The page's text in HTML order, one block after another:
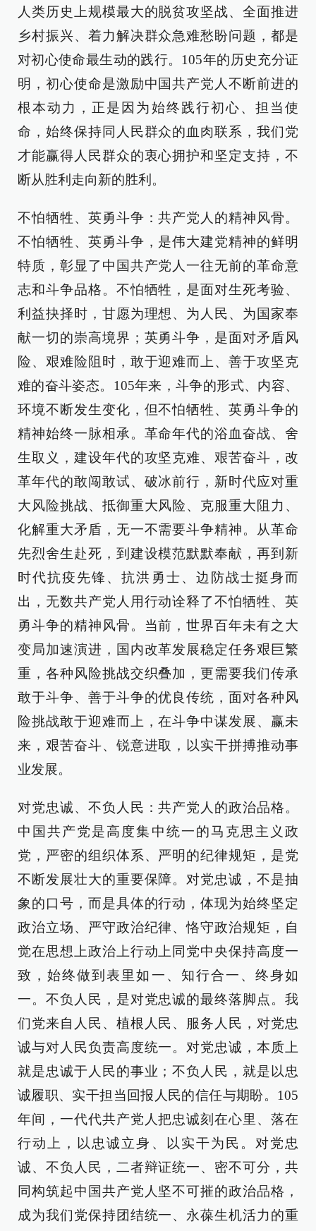
人类历史上规模最大的脱贫攻坚战、全面推进
乡村振兴、着力解决群众急难愁盼问题，都是
对初心使命最生动的践行。105年的历史充分证
明，初心使命是激励中国共产党人不断前进的
根本动力，正是因为始终践行初心、担当使
命，始终保持同人民群众的血肉联系，我们党
才能赢得人民群众的衷心拥护和坚定支持，不
断从胜利走向新的胜利。
不怕牺牲、英勇斗争：共产党人的精神风骨。
不怕牺牲、英勇斗争，是伟大建党精神的鲜明
特质，彰显了中国共产党人一往无前的革命意
志和斗争品格。不怕牺牲，是面对生死考验、
利益抉择时，甘愿为理想、为人民、为国家奉
献一切的崇高境界；英勇斗争，是面对矛盾风
险、艰难险阻时，敢于迎难而上、善于攻坚克
难的奋斗姿态。105年来，斗争的形式、内容、
环境不断发生变化，但不怕牺牲、英勇斗争的
精神始终一脉相承。革命年代的浴血奋战、舍
生取义，建设年代的攻坚克难、艰苦奋斗，改
革年代的敢闯敢试、破冰前行，新时代应对重
大风险挑战、抵御重大风险、克服重大阻力、
化解重大矛盾，无一不需要斗争精神。从革命
先烈舍生赴死，到建设模范默默奉献，再到新
时代抗疫先锋、抗洪勇士、边防战士挺身而
出，无数共产党人用行动诠释了不怕牺牲、英
勇斗争的精神风骨。当前，世界百年未有之大
变局加速演进，国内改革发展稳定任务艰巨繁
重，各种风险挑战交织叠加，更需要我们传承
敢于斗争、善于斗争的优良传统，面对各种风
险挑战敢于迎难而上，在斗争中谋发展、赢未
来，艰苦奋斗、锐意进取，以实干拼搏推动事
业发展。
对党忠诚、不负人民：共产党人的政治品格。
中国共产党是高度集中统一的马克思主义政
党，严密的组织体系、严明的纪律规矩，是党
不断发展壮大的重要保障。对党忠诚，不是抽
象的口号，而是具体的行动，体现为始终坚定
政治立场、严守政治纪律、恪守政治规矩，自
觉在思想上政治上行动上同党中央保持高度一
致，始终做到表里如一、知行合一、终身如
一。不负人民，是对党忠诚的最终落脚点。我
们党来自人民、植根人民、服务人民，对党忠
诚与对人民负责高度统一。对党忠诚，本质上
就是忠诚于人民的事业；不负人民，就是以忠
诚履职、实干担当回报人民的信任与期盼。105
年间，一代代共产党人把忠诚刻在心里、落在
行动上，以忠诚立身、以实干为民。对党忠
诚、不负人民，二者辩证统一、密不可分，共
同构筑起中国共产党人坚不可摧的政治品格，
成为我们党保持团结统一、永葆生机活力的重